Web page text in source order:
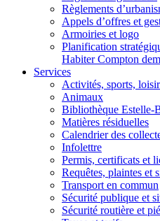
Règlements
Appels d’offres et
Armoiries et logo
Planification
Habiter Compton
Services
Activités, sports,
Animaux
Bibliothèque Estelle-
Matières résiduelles
Calendrier des
Infolettre
Permis, certificats et
Requêtes, plaintes et
Transport en commun
Sécurité publique et
Sécurité routière et